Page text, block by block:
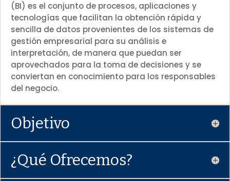
(BI) es el conjunto de procesos, aplicaciones y
tecnologías que facilitan la obtención rápida y
sencilla de datos provenientes de los sistemas de
gestión empresarial para su análisis e
interpretación, de manera que puedan ser
aprovechados para la toma de decisiones y se
conviertan en conocimiento para los responsables
del negocio.
Objetivo
¿Qué Ofrecemos?